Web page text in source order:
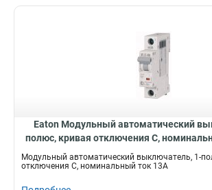
Eaton Модульный автоматический
полюс, кривая отключения C,
Модульный автоматический выключатель, 1-
отключения C, номинальный ток 13А